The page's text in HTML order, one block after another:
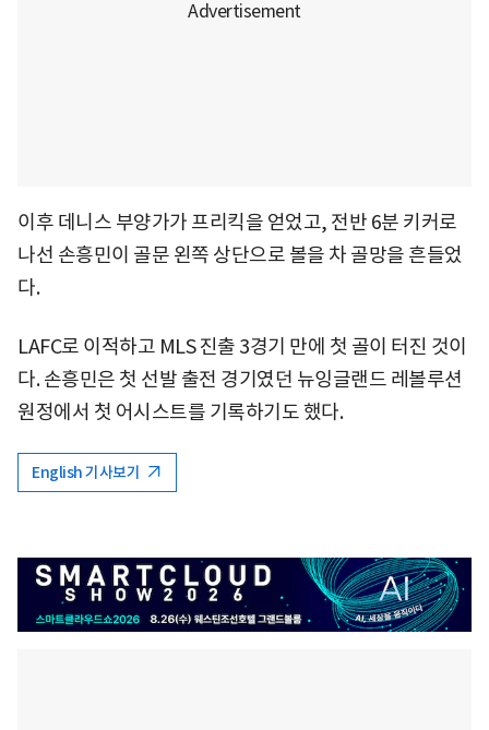
이후 데니스 부양가가 프리킥을 얻었고, 전반 6분 키커로
나선 손흥민이 골문 왼쪽 상단으로 볼을 차 골망을 흔들었
다.
LAFC로 이적하고 MLS 진출 3경기 만에 첫 골이 터진 것이
다. 손흥민은 첫 선발 출전 경기였던 뉴잉글랜드 레볼루션
원정에서 첫 어시스트를 기록하기도 했다.
English 기사보기